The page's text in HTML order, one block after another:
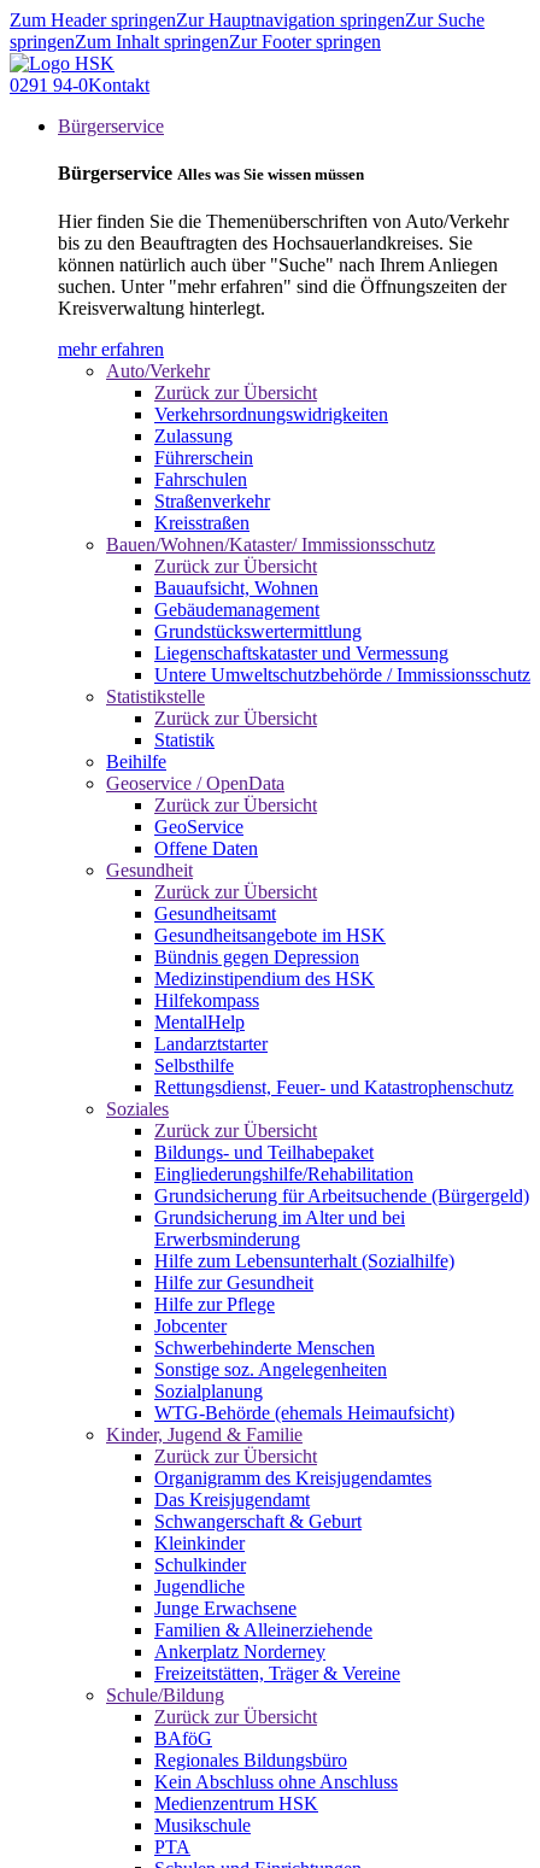
Zum Header springenZur Hauptnavigation springenZur Suche
springenZum Inhalt springenZur Footer springen
0291 94-0Kontakt
Bürgerservice
Bürgerservice Alles was Sie wissen müssen
Hier finden Sie die Themenüberschriften von Auto/Verkehr
bis zu den Beauftragten des Hochsauerlandkreises. Sie
können natürlich auch über "Suche" nach Ihrem Anliegen
suchen. Unter "mehr erfahren" sind die Öffnungszeiten der
Kreisverwaltung hinterlegt.
mehr erfahren
Auto/Verkehr
Zurück zur Übersicht
Verkehrsordnungswidrigkeiten
Zulassung
Führerschein
Fahrschulen
Straßenverkehr
Kreisstraßen
Bauen/Wohnen/Kataster/ Immissionsschutz
Zurück zur Übersicht
Bauaufsicht, Wohnen
Gebäudemanagement
Grundstückswertermittlung
Liegenschaftskataster und Vermessung
Untere Umweltschutzbehörde / Immissionsschutz
Statistikstelle
Zurück zur Übersicht
Statistik
Beihilfe
Geoservice / OpenData
Zurück zur Übersicht
GeoService
Offene Daten
Gesundheit
Zurück zur Übersicht
Gesundheitsamt
Gesundheitsangebote im HSK
Bündnis gegen Depression
Medizinstipendium des HSK
Hilfekompass
MentalHelp
Landarztstarter
Selbsthilfe
Rettungsdienst, Feuer- und Katastrophenschutz
Soziales
Zurück zur Übersicht
Bildungs- und Teilhabepaket
Eingliederungshilfe/Rehabilitation
Grundsicherung für Arbeitsuchende (Bürgergeld)
Grundsicherung im Alter und bei
Erwerbsminderung
Hilfe zum Lebensunterhalt (Sozialhilfe)
Hilfe zur Gesundheit
Hilfe zur Pflege
Jobcenter
Schwerbehinderte Menschen
Sonstige soz. Angelegenheiten
Sozialplanung
WTG-Behörde (ehemals Heimaufsicht)
Kinder, Jugend & Familie
Zurück zur Übersicht
Organigramm des Kreisjugendamtes
Das Kreisjugendamt
Schwangerschaft & Geburt
Kleinkinder
Schulkinder
Jugendliche
Junge Erwachsene
Familien & Alleinerziehende
Ankerplatz Norderney
Freizeitstätten, Träger & Vereine
Schule/Bildung
Zurück zur Übersicht
BAföG
Regionales Bildungsbüro
Kein Abschluss ohne Anschluss
Medienzentrum HSK
Musikschule
PTA